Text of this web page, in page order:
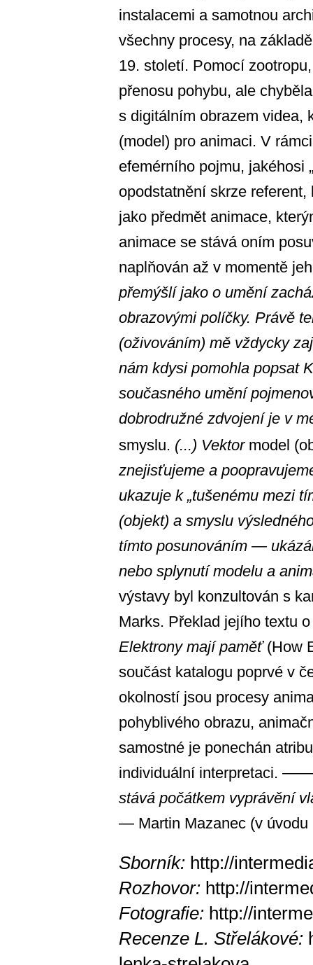
instalacemi a samotnou
všechny procesy, na
19. století. Pomocí
přenosu pohybu, ale
s digitálním obrazem videa,
(model) pro animaci. V
efemérního pojmu, jakéhosi
opodstatnění skrze
jako předmět animace,
animace se stává oním
naplňován až v momentě
přemýšlí jako o umění
obrazovými políčky. Právě
(oživováním) mě vždycky
nám kdysi pomohla popsat
současného umění
dobrodružné zdvojení je v
smyslu. (...) Vektor model
znejisťujeme a
ukazuje k „tušenému mezi
(objekt) a smyslu
tímto posunováním —
nebo splynutí modelu a
výstavy byl konzultován s
Marks. Překlad jejího textu
Elektrony mají paměť(How
součást katalogu poprvé v
okolností jsou procesy
pohyblivého obrazu,
samostné je ponechán
individuální interpretaci.
stává počátkem vyprávění
— Martin Mazanec (v úvodu
Sborník: http://
Rozhovor: http://
Fotografie: http://
Recenze L. Střelákové: